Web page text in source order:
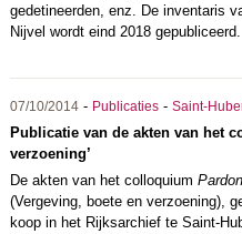
gedetineerden, enz. De inventaris
Nijvel wordt eind 2018 gepubliceerd.
07/10/2014- Publicaties- Saint-
Publicatie van de akten van het
verzoening’
De akten van het colloquium
(Vergeving, boete en verzoening),
koop in het Rijksarchief te Saint-